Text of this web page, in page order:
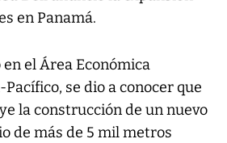
en Panamá.
el Área Económica
se dio a conocer que
la construcción de un nuevo
de más de 5 mil metros